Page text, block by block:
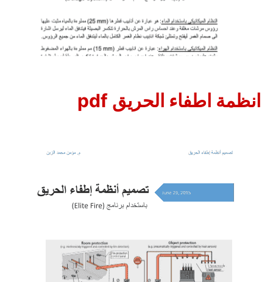
انظمة اطفاء الحريق pdf